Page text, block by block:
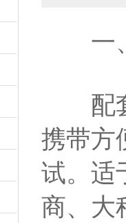
一
配套
携带方
试。适
商、大